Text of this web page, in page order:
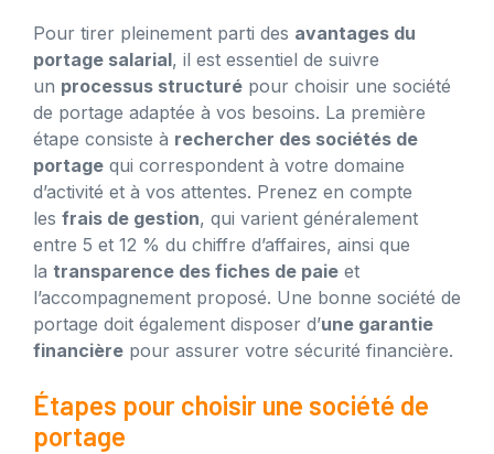
Pour tirer pleinement parti des avantages du
portage salarial, il est essentiel de suivre
un processus structuré pour choisir une société
de portage adaptée à vos besoins. La première
étape consiste à rechercher des sociétés de
portage qui correspondent à votre domaine
d’activité et à vos attentes. Prenez en compte
les frais de gestion, qui varient généralement
entre 5 et 12 % du chiffre d’affaires, ainsi que
la transparence des fiches de paie et
l’accompagnement proposé. Une bonne société de
portage doit également disposer d’une garantie
financière pour assurer votre sécurité financière.
Étapes pour choisir une société de
portage